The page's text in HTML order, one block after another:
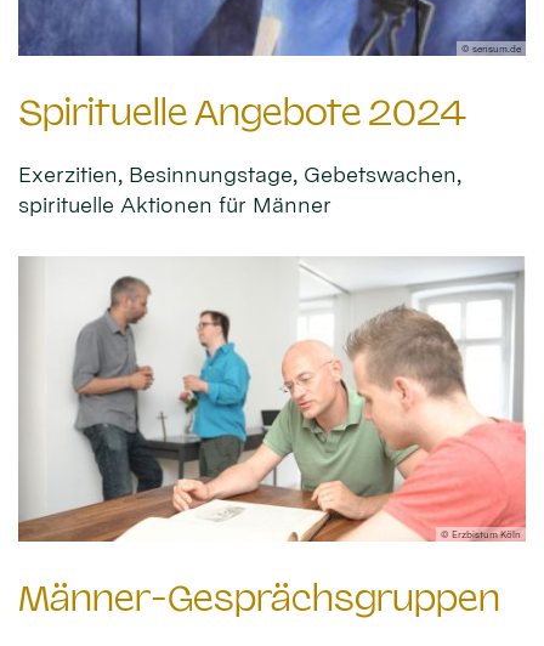
© sensum.de
Spirituelle Angebote 2024
Exerzitien, Besinnungstage, Gebetswachen,
spirituelle Aktionen für Männer
© Erzbistum Köln
Männer-Gesprächsgruppen